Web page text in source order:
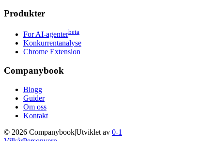
Produkter
For AI-agenterbeta
Konkurrentanalyse
Chrome Extension
Companybook
Blogg
Guider
Om oss
Kontakt
© 2026 Companybook|Utviklet av 0-1